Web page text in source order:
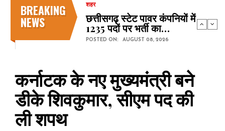
BREAKING
NEWS
शहर
छत्तीसगढ़ स्टेट पावर कंपनियों में
1235 पदों पर भर्ती का…
POSTED ON: AUGUST 08, 2026
कर्नाटक के नए मुख्यमंत्री बने
डीके शिवकुमार, सीएम पद की
ली शपथ